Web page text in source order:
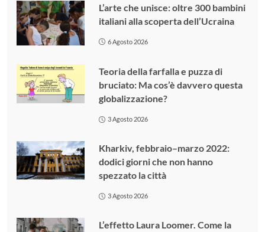
L’arte che unisce: oltre 300 bambini
italiani alla scoperta dell’Ucraina
6 Agosto 2026
Teoria della farfalla e puzza di
bruciato: Ma cos’è davvero questa
globalizzazione?
3 Agosto 2026
Kharkiv, febbraio–marzo 2022:
dodici giorni che non hanno
spezzato la città
3 Agosto 2026
L’effetto Laura Loomer. Come la